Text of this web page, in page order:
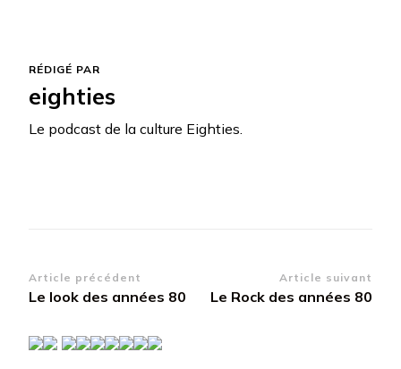
RÉDIGÉ PAR
eighties
Le podcast de la culture Eighties.
Navigation
d’article
Article précédent
Le look des années 80
Article suivant
Le Rock des années 80